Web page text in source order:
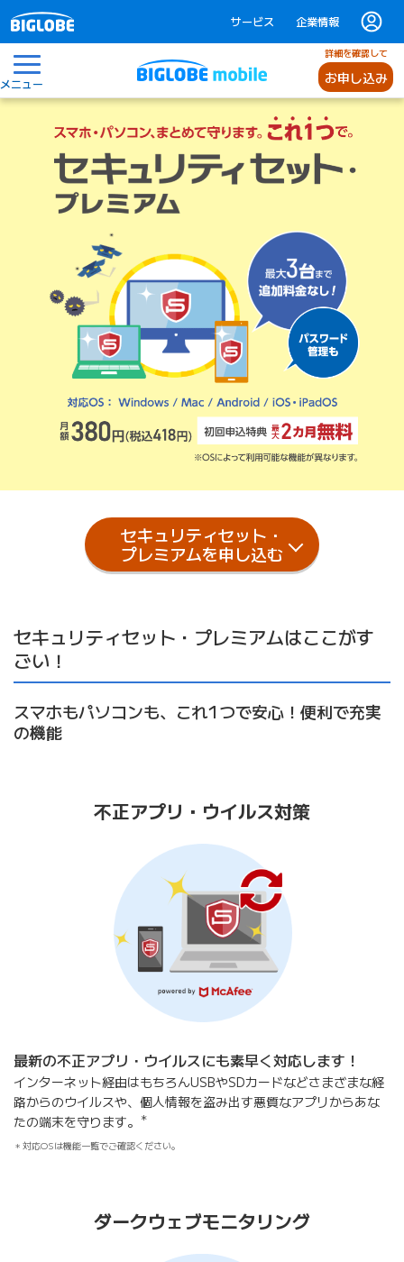
サービス 企業情報
メニュー
詳細を確認して
お申し込み
セキュリティセット・
プレミアムを申し込む
セキュリティセット・プレミアムはここがす
ごい！
スマホもパソコンも、これ1つで安心！便利で充実
の機能
不正アプリ・ウイルス対策
最新の不正アプリ・ウイルスにも素早く対応します！
インターネット経由はもちろんUSBやSDカードなどさまざまな経
路からのウイルスや、個人情報を盗み出す悪質なアプリからあな
たの端末を守ります。
＊
対応OSは機能一覧でご確認ください。
ダークウェブモニタリング